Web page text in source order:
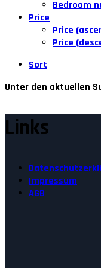
Bedroom
Price
Price
Price
Sort
Unter den aktuellen
Links
Impressum
AGB